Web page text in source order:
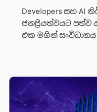
Developers සහ
ජනප්‍රියත්වයට පත්ව
එක මගින් සංවිධානය